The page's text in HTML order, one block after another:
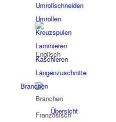
Umrollschneiden
Umrollen
Kreuzspulen
Laminieren
Kaschieren
Längenzuschnitte
Branchen
Branchen
Übersicht